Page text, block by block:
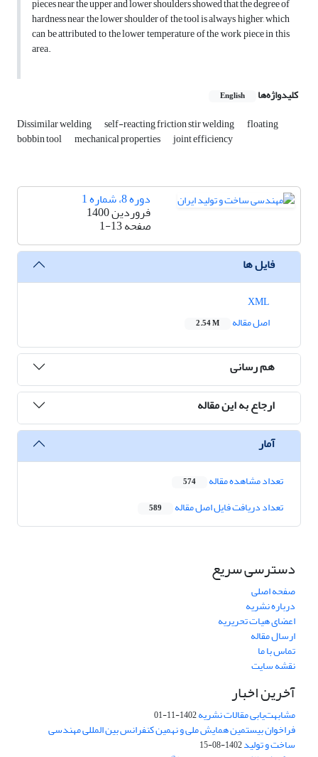
pieces near the upper and lower shoulders showed that the degree of
hardness near the lower shoulder of the tool is always higher, which
can be attributed to the lower temperature of the work piece in this
area.
کلیدواژه‌ها English
Dissimilar welding self-reacting friction stir welding floating
bobbin tool mechanical properties joint efficiency
دوره 8، شماره 1
فروردین 1400
صفحه1-13
فایل ها
اصل مقاله
2.54 M
هم رسانی
ارجاع به این مقاله
آمار
تعداد مشاهده مقاله 574
تعداد دریافت فایل اصل مقاله 589
دسترسی سریع
صفحه اصلی
درباره نشریه
اعضای هیات تحریریه
ارسال مقاله
تماس با ما
نقشه سایت
آخرین اخبار
مشابهت‌یابی مقالات نشریه1402-11-01
فراخوان بیستمین همایش ملی و نهمین کنفرانس بین المللی مهندسی
ساخت و تولید1402-08-15